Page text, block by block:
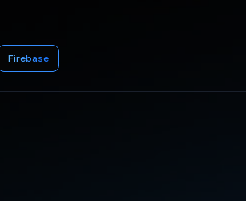
Firebase